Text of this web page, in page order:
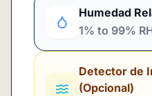
Humedad
1% to 99%
Detector de
(Opcional)